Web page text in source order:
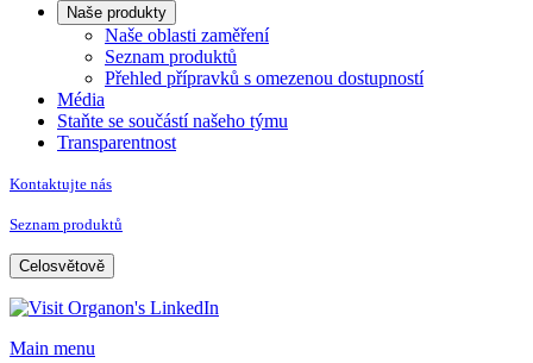
Naše produkty
Naše oblasti zaměření
Seznam produktů
Přehled přípravků s omezenou dostupností
Média
Staňte se součástí našeho týmu
Transparentnost
Kontaktujte nás
Seznam produktů
Celosvětově
Main menu